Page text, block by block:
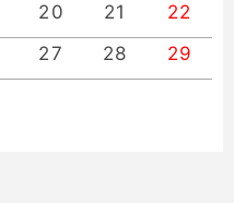
20 21
22
27 28 29